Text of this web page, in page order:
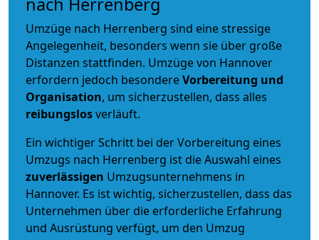
Umzüge nach Herrenberg sind eine stressige
Angelegenheit, besonders wenn sie über große
Distanzen stattfinden. Umzüge von Hannover
erfordern jedoch besondereVorbereitung und
Organisation, um sicherzustellen, dass alles
reibungslosverläuft.
Ein wichtiger Schritt bei der Vorbereitung eines
Umzugs nach Herrenberg ist die Auswahl eines
zuverlässigen Umzugsunternehmens in
Hannover. Es ist wichtig, sicherzustellen, dass das
Unternehmen über die erforderliche Erfahrung
und Ausrüstung verfügt, um den Umzug